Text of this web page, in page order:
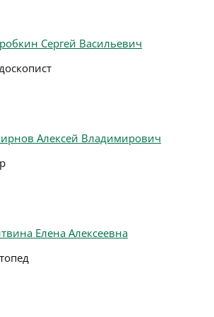
Сергей Васильевич
Алексей Владимирович
Елена Алексеевна